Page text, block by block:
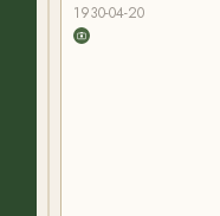
1930-04-20